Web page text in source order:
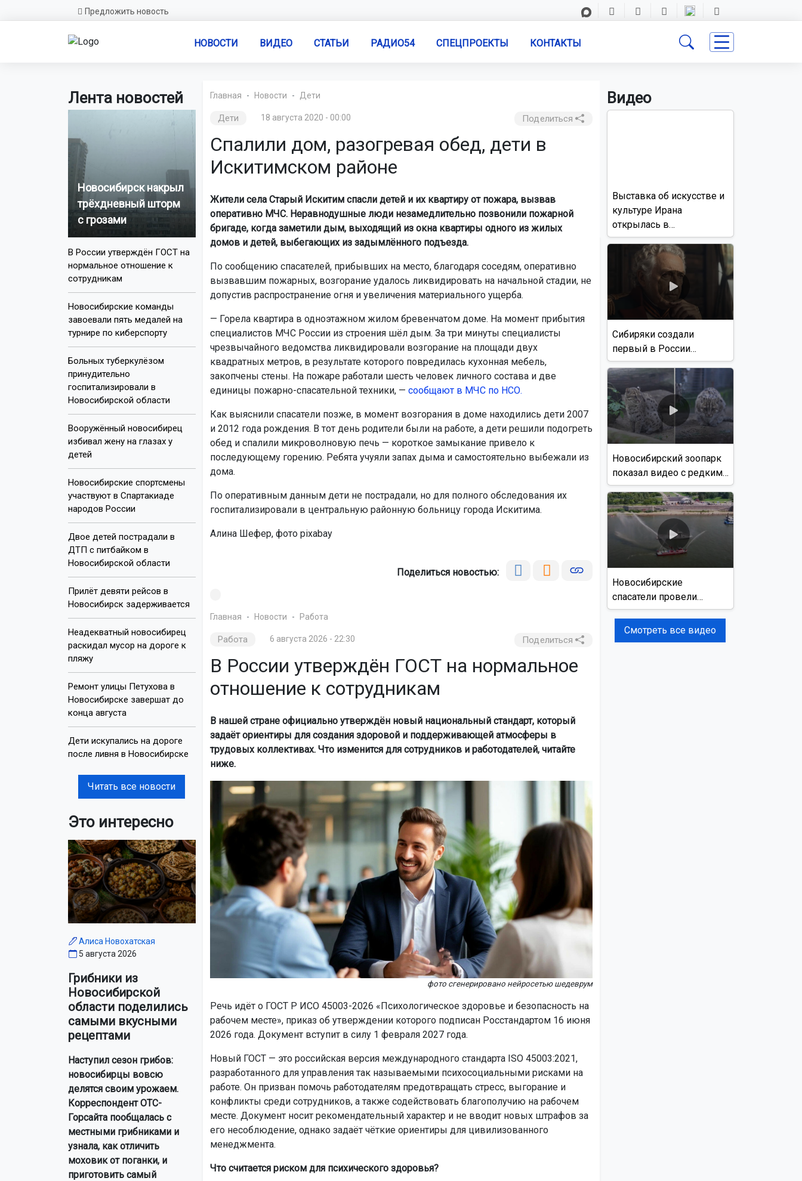
Предложить новость
НОВОСТИ ВИДЕО СТАТЬИ РАДИО54 СПЕЦПРОЕКТЫ КОНТАКТЫ
Лента новостей
Новосибирск накрыл
трёхдневный шторм
с грозами
В России утверждён ГОСТ на
нормальное отношение к
сотрудникам
Новосибирские команды
завоевали пять медалей на
турнире по киберспорту
Больных туберкулёзом
принудительно
госпитализировали в
Новосибирской области
Вооружённый новосибирец
избивал жену на глазах у
детей
Новосибирские спортсмены
участвуют в Спартакиаде
народов России
Двое детей пострадали в
ДТП с питбайком в
Новосибирской области
Прилёт девяти рейсов в
Новосибирск задерживается
Неадекватный новосибирец
раскидал мусор на дороге к
пляжу
Ремонт улицы Петухова в
Новосибирске завершат до
конца августа
Дети искупались на дороге
после ливня в Новосибирске
Читать все новости
Это интересно
Алиса Новохатская
5 августа 2026
Грибники из
Новосибирской
области поделились
самыми вкусными
рецептами
Наступил сезон грибов:
новосибирцы вовсю
делятся своим урожаем.
Корреспондент ОТС-
Горсайта пообщалась с
местными грибниками и
узнала, как отличить
моховик от поганки, и
приготовить самый
Главная Новости Дети
Дети 18 августа 2020 - 00:00 Поделиться
Спалили дом, разогревая обед, дети в
Искитимском районе
Жители села Старый Искитим спасли детей и их квартиру от пожара, вызвав
оперативно МЧС. Неравнодушные люди незамедлительно позвонили пожарной
бригаде, когда заметили дым, выходящий из окна квартиры одного из жилых
домов и детей, выбегающих из задымлённого подъезда.
По сообщению спасателей, прибывших на место, благодаря соседям, оперативно
вызвавшим пожарных, возгорание удалось ликвидировать на начальной стадии, не
допустив распространение огня и увеличения материального ущерба.
— Горела квартира в одноэтажном жилом бревенчатом доме. На момент прибытия
специалистов МЧС России из строения шёл дым. За три минуты специалисты
чрезвычайного ведомства ликвидировали возгорание на площади двух
квадратных метров, в результате которого повредилась кухонная мебель,
закопчены стены. На пожаре работали шесть человек личного состава и две
единицы пожарно-спасательной техники, — сообщают в МЧС по НСО.
Как выяснили спасатели позже, в момент возгорания в доме находились дети 2007
и 2012 года рождения. В тот день родители были на работе, а дети решили подогреть
обед и спалили микроволновую печь — короткое замыкание привело к
последующему горению. Ребята учуяли запах дыма и самостоятельно выбежали из
дома.
По оперативным данным дети не пострадали, но для полного обследования их
госпитализировали в центральную районную больницу города Искитима.
Алина Шефер, фото pixabay
Поделиться новостью:
Главная Новости Работа
Работа 6 августа 2026 - 22:30 Поделиться
В России утверждён ГОСТ на нормальное
отношение к сотрудникам
В нашей стране официально утверждён новый национальный стандарт, который
задаёт ориентиры для создания здоровой и поддерживающей атмосферы в
трудовых коллективах. Что изменится для сотрудников и работодателей, читайте
ниже.
фото сгенерировано нейросетью шедеврум
Речь идёт о ГОСТ Р ИСО 45003-2026 «Психологическое здоровье и безопасность на
рабочем месте», приказ об утверждении которого подписан Росстандартом 16 июня
2026 года. Документ вступит в силу 1 февраля 2027 года.
Новый ГОСТ — это российская версия международного стандарта ISO 45003:2021,
разработанного для управления так называемыми психосоциальными рисками на
работе. Он призван помочь работодателям предотвращать стресс, выгорание и
конфликты среди сотрудников, а также содействовать благополучию на рабочем
месте. Документ носит рекомендательный характер и не вводит новых штрафов за
его несоблюдение, однако задаёт чёткие ориентиры для цивилизованного
менеджмента.
Что считается риском для психического здоровья?
Видео
Выставка об искусстве и
культуре Ирана
открылась в
Новосибирске
Сибиряки создали
первый в России
документальный фильм
с использованием ИИ
Новосибирский зоопарк
показал видео с редким
виверровым котом
Новосибирские
спасатели провели
учения на реке Обь
Смотреть все видео